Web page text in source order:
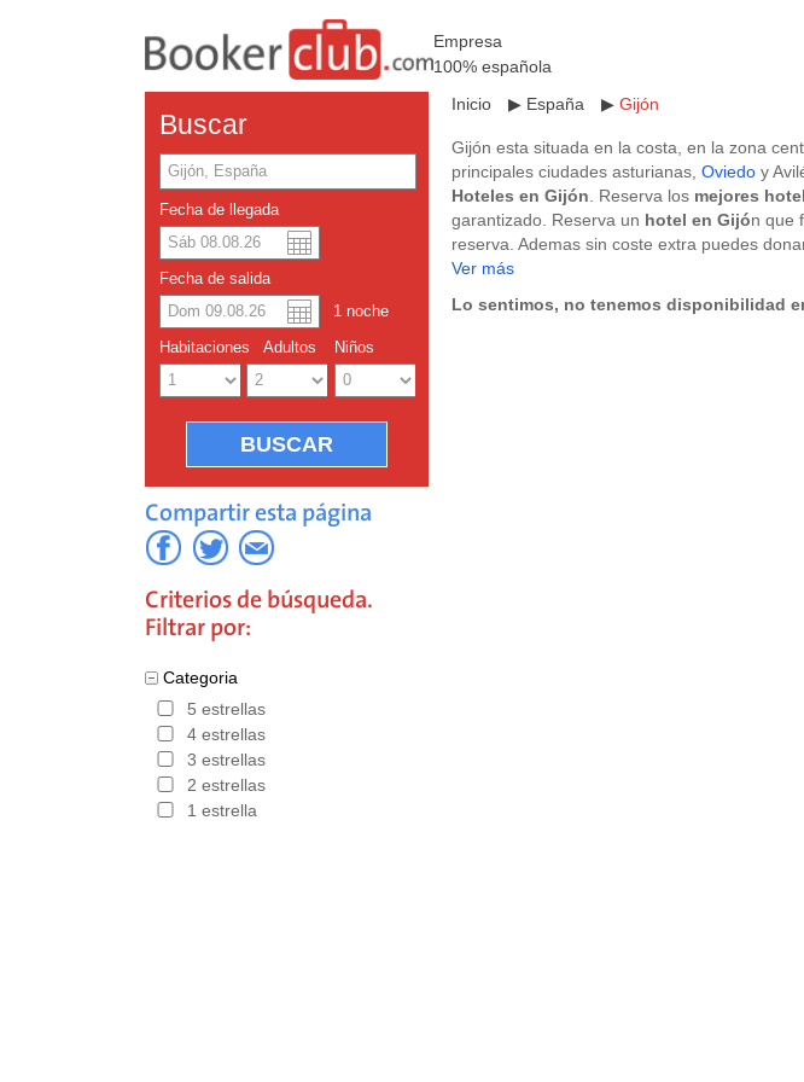
Empresa
100% española
English
Dolar americano
Buscar
Fecha de llegada
Fecha de salida
1 noche
Habitaciones Adultos Niños
Compartir esta página
Criterios de búsqueda.
Filtrar por:
Categoria
5 estrellas
4 estrellas
3 estrellas
2 estrellas
1 estrella
Inicio ▶ España ▶ Gijón
Gijón esta situada en la costa, en la zona
principales ciudades asturianas, Oviedo y
Hoteles en Gijón . Reserva los mejores
garantizado. Reserva un hotel en Gijón que
reserva. Ademas sin coste extra puedes
Hoteles en Asturias
Ver más
Lo sentimos, no tenemos disponibilidad